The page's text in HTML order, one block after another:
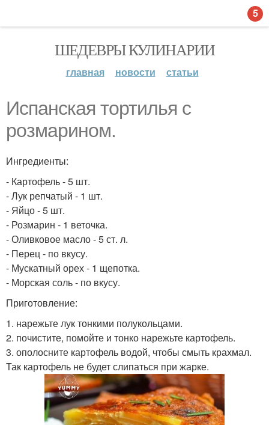
ШЕДЕВРЫ КУЛИНАРИИ
главная новости статьи
Испанская тортилья с
розмарином.
Ингредиенты:
- Картофель - 5 шт.
- Лук репчатый - 1 шт.
- Яйцо - 5 шт.
- Розмарин - 1 веточка.
- Оливковое масло - 5 ст. л.
- Перец - по вкусу.
- Мускатный орех - 1 щепотка.
- Морская соль - по вкусу.
Приготовление:
1. нарежьте лук тонкими полукольцами.
2. почистите, помойте и тонко нарежьте картофель.
3. ополосните картофель водой, чтобы смыть крахмал.
Так картофель не будет слипаться при жарке.
5